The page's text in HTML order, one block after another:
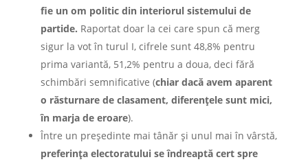
fie un om politic din interiorul sistemului de
partide. Raportat doar la cei care spun că merg
sigur la vot în turul I, cifrele sunt 48,8% pentru
prima variantă, 51,2% pentru a doua, deci fără
schimbări semnificative (chiar dacă avem aparent
o răsturnare de clasament, diferenţele sunt mici,
în marja de eroare).
Între un preşedinte mai tânăr şi unul mai în vârstă,
preferinţa electoratului se îndreaptă cert spre